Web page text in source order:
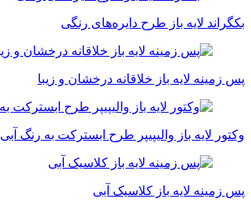
بکگراند لایه باز طرح دایره‌های رنگی
پس زمینه لایه باز خلاقانه درخشان و زیبا
وکتور لایه باز والیپیپر طرح ابسترکت به رنگ آبی
پس زمینه لایه باز کلاسیک آبی